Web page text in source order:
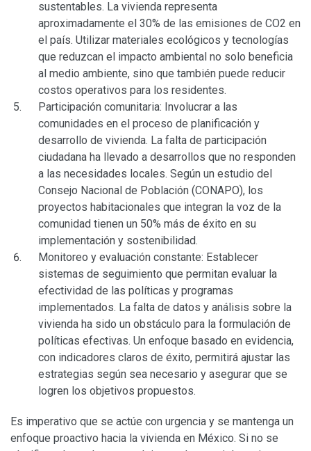
sustentables. La vivienda representa
aproximadamente el 30% de las emisiones de CO2 en
el país. Utilizar materiales ecológicos y tecnologías
que reduzcan el impacto ambiental no solo beneficia
al medio ambiente, sino que también puede reducir
costos operativos para los residentes.
Participación comunitaria: Involucrar a las
comunidades en el proceso de planificación y
desarrollo de vivienda. La falta de participación
ciudadana ha llevado a desarrollos que no responden
a las necesidades locales. Según un estudio del
Consejo Nacional de Población (CONAPO), los
proyectos habitacionales que integran la voz de la
comunidad tienen un 50% más de éxito en su
implementación y sostenibilidad.
Monitoreo y evaluación constante: Establecer
sistemas de seguimiento que permitan evaluar la
efectividad de las políticas y programas
implementados. La falta de datos y análisis sobre la
vivienda ha sido un obstáculo para la formulación de
políticas efectivas. Un enfoque basado en evidencia,
con indicadores claros de éxito, permitirá ajustar las
estrategias según sea necesario y asegurar que se
logren los objetivos propuestos.
Es imperativo que se actúe con urgencia y se mantenga un
enfoque proactivo hacia la vivienda en México. Si no se